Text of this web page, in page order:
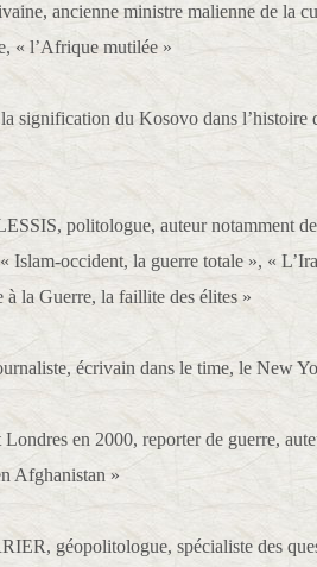
ancienne ministre malienne de la
« l’Afrique mutilée »
signification du Kosovo dans l’histoire
politologue, auteur notamment
Islam-occident, la guerre totale », «
à la Guerre, la faillite des élites »
écrivain dans le time, le New
en 2000, reporter de guerre,
Afghanistan »
géopolitologue, spécialiste des